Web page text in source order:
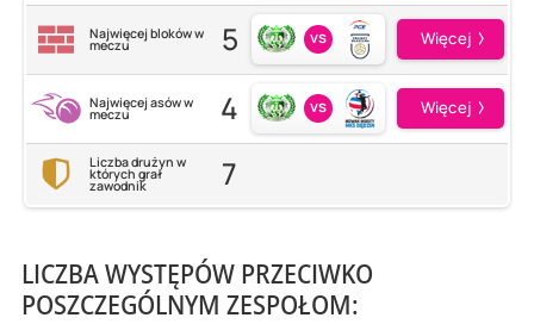
Najwięcej bloków w
meczu 5 vs Więcej
Najwięcej asów w
meczu 4 vs Więcej
Liczba drużyn w
których grał
zawodnik 7
LICZBA WYSTĘPÓW PRZECIWKO
POSZCZEGÓLNYM ZESPOŁOM: